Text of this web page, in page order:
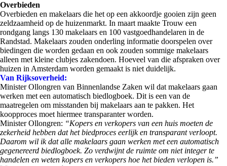
Overbieden
Overbieden en makelaars die het op een akkoordje gooien zijn geen
zeldzaamheid op de huizenmarkt. In maart maakte Trouw een
rondgang langs 130 makelaars en 100 vastgoedhandelaren in de
Randstad. Makelaars zouden onderling informatie doorspelen over
biedingen die worden gedaan en ook zouden sommige makelaars
alleen met kleine clubjes zakendoen. Hoeveel van die afspraken over
huizen in Amsterdam worden gemaakt is niet duidelijk.
Van Rijksoverheid:
Minister Ollongren van Binnenlandse Zaken wil dat makelaars gaan
werken met een automatisch biedlogboek. Dit is een van de
maatregelen om misstanden bij makelaars aan te pakken. Het
koopproces moet hiermee transparanter worden.
Minister Ollongren: “Kopers en verkopers van een huis moeten de
zekerheid hebben dat het biedproces eerlijk en transparant verloopt.
Daarom wil ik dat alle makelaars gaan werken met een automatisch
gegenereerd biedlogboek. Zo verdwijnt de ruimte om niet integer te
handelen en weten kopers en verkopers hoe het bieden verlopen is.”